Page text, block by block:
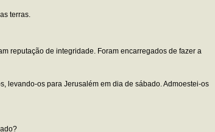
terras.
reputação de integridade. Foram encarregados de fazer a
levando-os para Jerusalém em dia de sábado. Admoestei-os